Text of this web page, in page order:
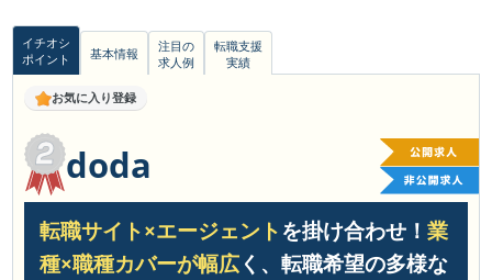
イチオシ
ポイント
基本情報
注目の
求人例
転職支援
実績
お気に入り登録
doda
転職サイト×エージェントを掛け合わせ！ 業
種×職種カバーが幅広く、転職希望の多様な